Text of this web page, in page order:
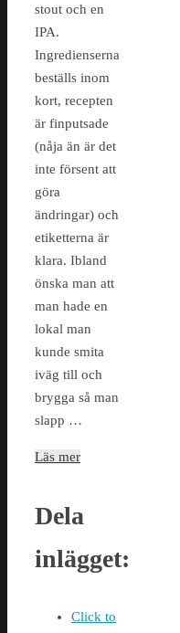
stout och en
IPA.
Ingredienserna
beställs inom
kort, recepten
är finputsade
(nåja än är det
inte försent att
göra
ändringar) och
etiketterna är
klara. Ibland
önska man att
man hade en
lokal man
kunde smita
iväg till och
brygga så man
slapp …
Läs mer
Dela
inlägget:
Click to